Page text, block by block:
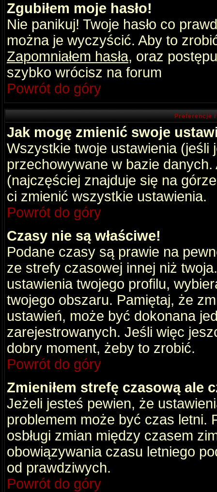
Zgubiłem moje hasło!
Nie panikuj! Twoje hasło co
można je wyczyścić. Aby to
Zapomniałem hasła, oraz
szybko wrócisz na forum
Powrót do góry
Preferencje
Jak mogę zmienić swoje
Wszystkie twoje ustawienia (jeśli
przechowywane w bazie
(najczęściej znajduje się na
ci zmienić wszystkie ustawienia.
Powrót do góry
Czasy nie są właściwe!
Podane czasy są prawie na
ze strefy czasowej innej niż
ustawienia twojego profilu,
twojego obszaru. Pamiętaj, że
ustawień, może być dokonana
zarejestrowanych. Jeśli więc
dobry moment, żeby to zrobić.
Powrót do góry
Zmieniłem strefę czasową ale
Jeżeli jesteś pewien, że
problemem może być czas letni.
osbługi zmian między czasem
obowiązywania czasu letniego
od prawdziwych.
Powrót do góry